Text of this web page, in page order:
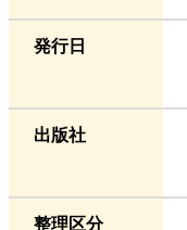
発行日
出版社
整理区分